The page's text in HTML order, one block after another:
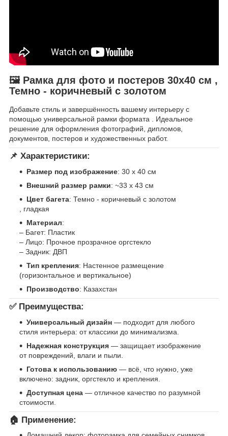
🖼 Рамка для фото и постеров 30х40 см ,
Темно - коричневый с золотом
Добавьте стиль и завершённость вашему интерьеру с
помощью универсальной рамки формата . Идеальное
решение для оформления фотографий, дипломов,
документов, постеров и художественных работ.
📌 Характеристики:
Размер под изображение: 30 х 40 см
Внешний размер рамки: ~33 x 43 см
Цвет багета: Темно - коричневый с золотом
, гладкая
Материал:
– Багет: Пластик
– Лицо: Прочное прозрачное оргстекло
– Задник: ДВП
Тип крепления: Настенное размещение
(горизонтальное и вертикальное)
Производство: Казахстан
✅ Преимущества:
Универсальный дизайн — подходит для любого
стиля интерьера: от классики до минимализма.
Надежная конструкция — защищает изображение
от повреждений, влаги и пыли.
Готова к использованию — всё, что нужно, уже
включено: задник, оргстекло и крепления.
Доступная цена — отличное качество по разумной
стоимости.
🏠 Применение: